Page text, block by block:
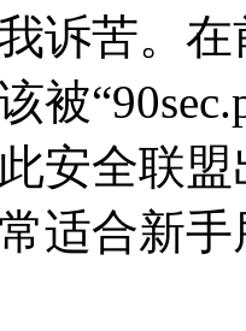
诉苦。
被
安全联
适合新